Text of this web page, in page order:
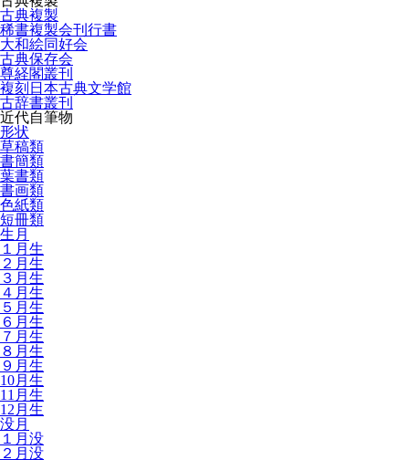
古典複製
稀書複製会刊行書
大和絵同好会
古典保存会
尊経閣叢刊
複刻日本古典文学館
古辞書叢刊
近代自筆物
形状
草稿類
書簡類
葉書類
書画類
色紙類
短冊類
生月
１月生
２月生
３月生
４月生
５月生
６月生
７月生
８月生
９月生
10月生
11月生
12月生
没月
１月没
２月没